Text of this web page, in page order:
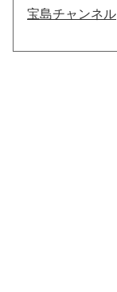
宝島チャンネル